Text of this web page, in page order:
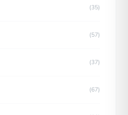
(35)
(57)
(37)
(67)